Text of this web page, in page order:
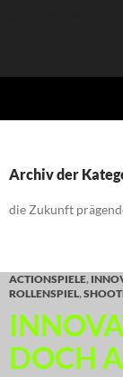
Archiv der
die Zukunft
ACTIONSPIELE,
ROLLENSPIEL,
DOCH